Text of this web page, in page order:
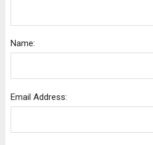
Name:
Email Address: